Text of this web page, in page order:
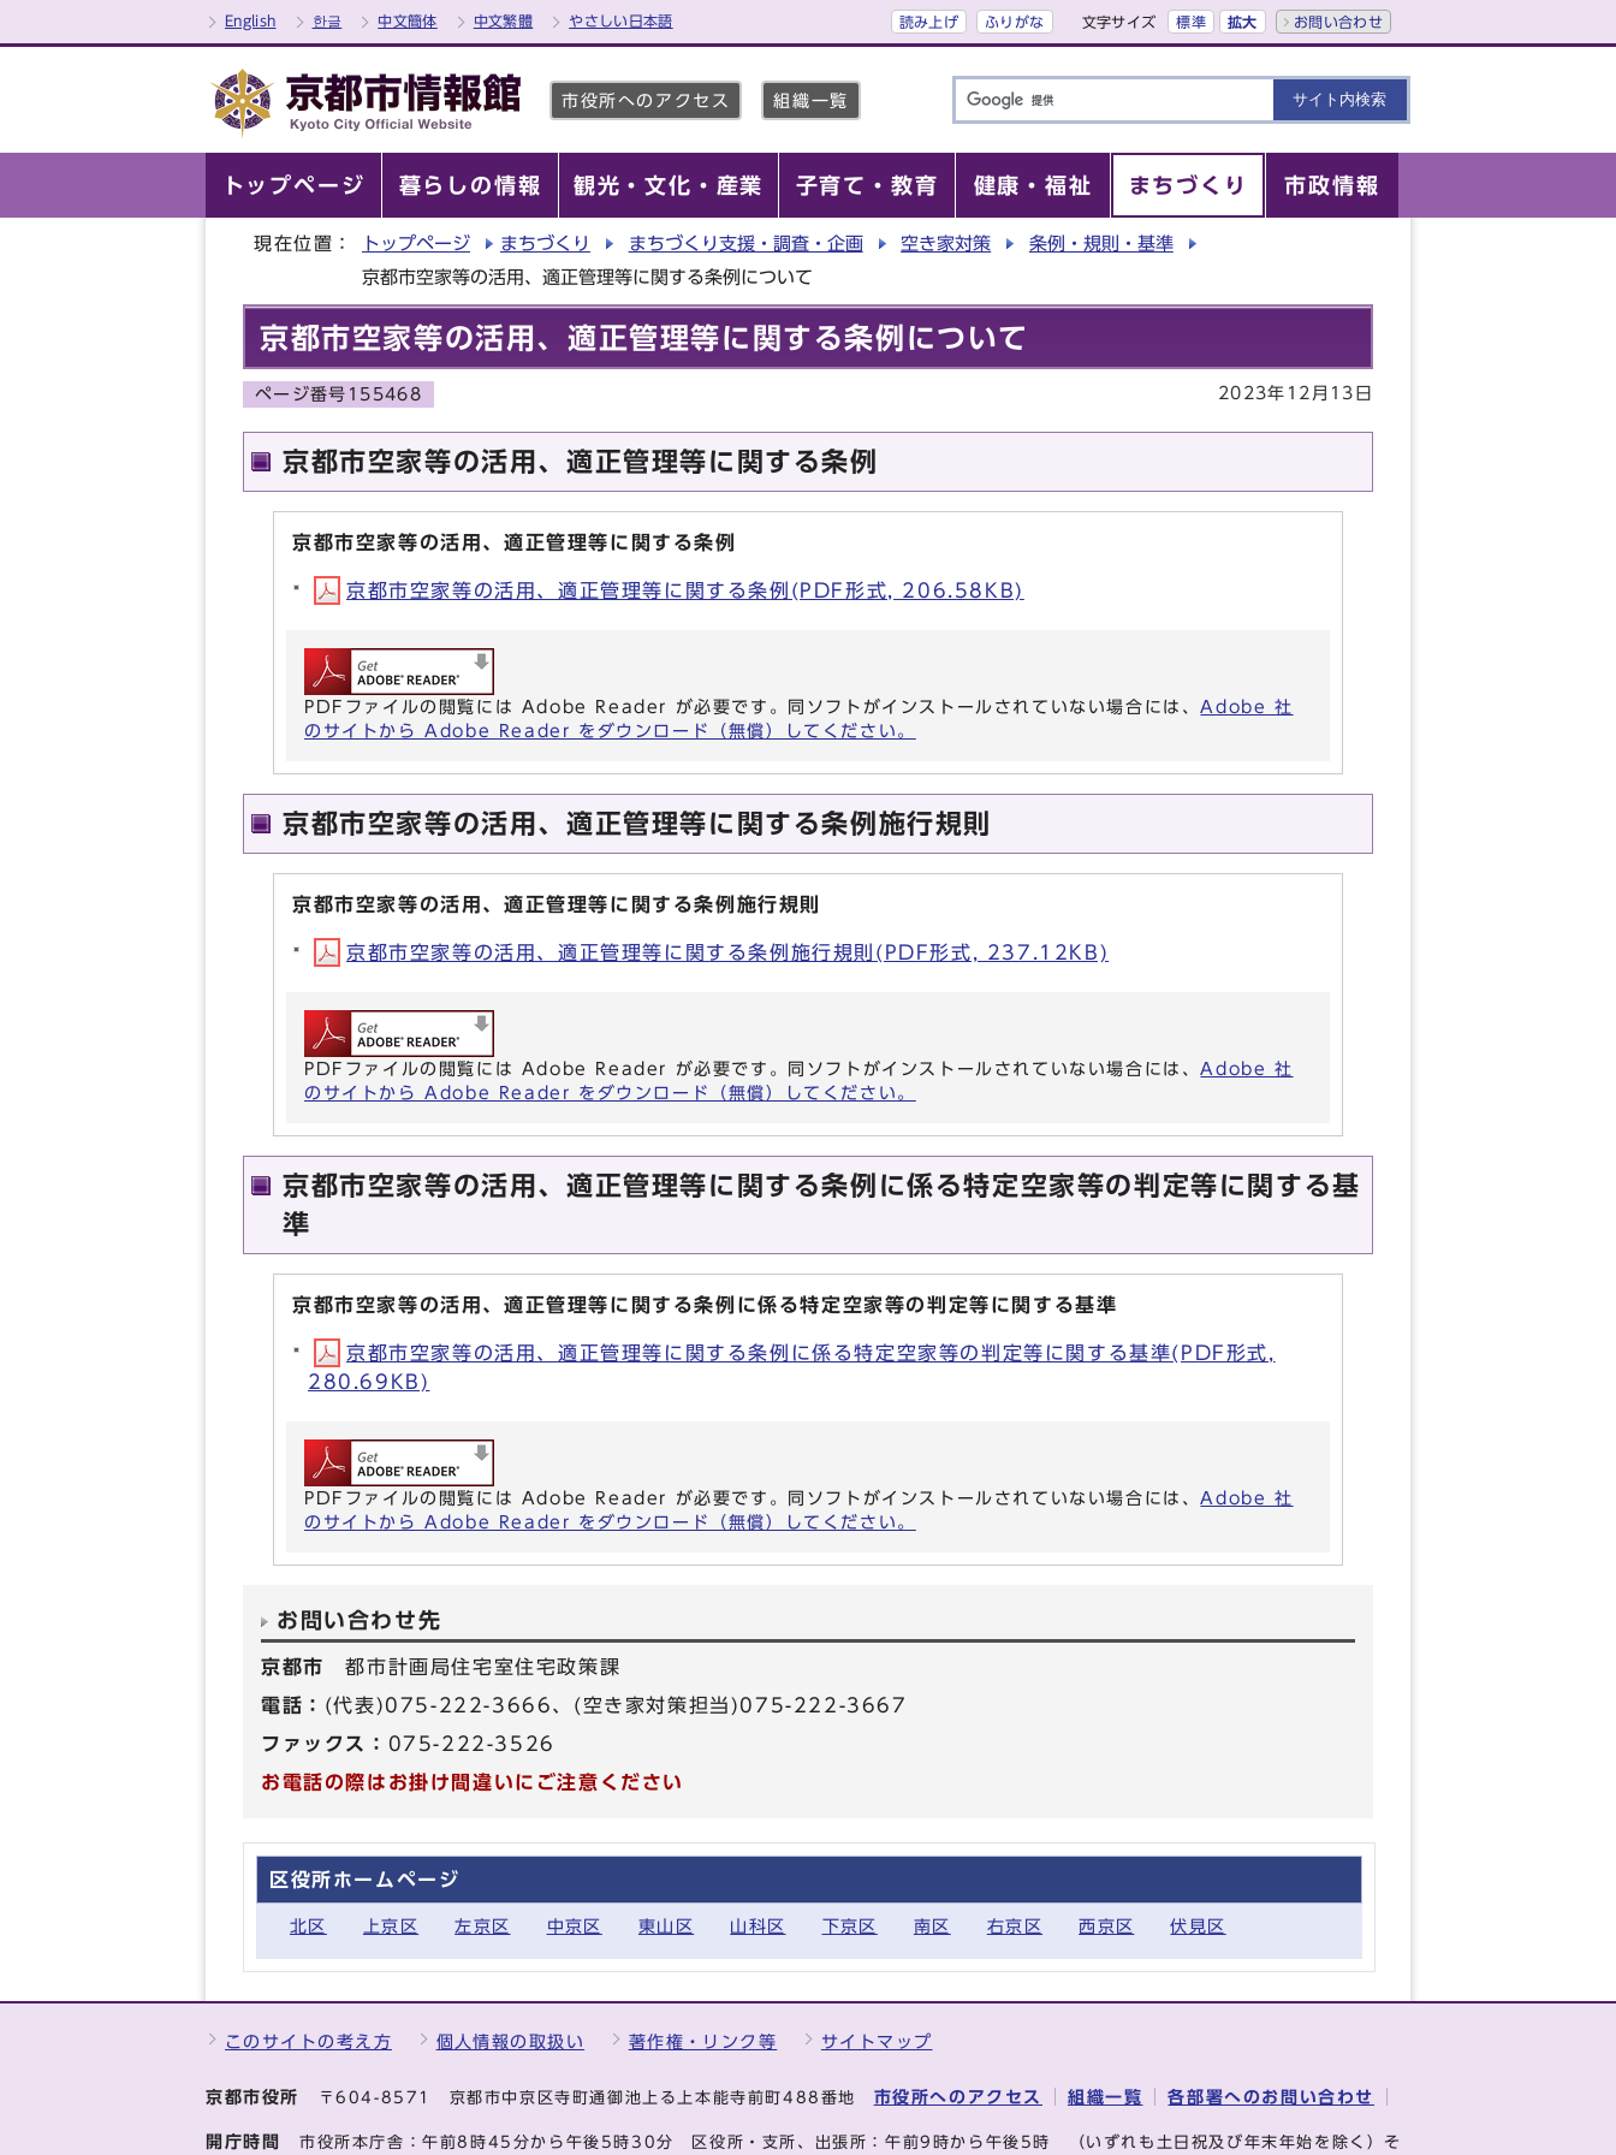
English 한글 中文簡体 中文繁體 やさしい日本語 読み上げ ふりがな 文字サイズ 標準 拡大 お問い合わせ
市役所へのアクセス 組織一覧
トップページ 暮らしの情報 観光・文化・産業 子育て・教育 健康・福祉 まちづくり 市政情報
現在位置： トップページ まちづくり まちづくり支援・調査・企画 空き家対策
条例・規則・基準
京都市空家等の活用、適正管理等に関する条例について
京都市空家等の活用、適正管理等に関する条例について
ページ番号155468 2023年12月13日
京都市空家等の活用、適正管理等に関する条例
京都市空家等の活用、適正管理等に関する条例
京都市空家等の活用、適正管理等に関する条例(PDF形式, 206.58KB)
PDFファイルの閲覧には Adobe Reader が必要です。同ソフトがインストールされていない場合には、Adobe 社
のサイトから Adobe Reader をダウンロード（無償）してください。
京都市空家等の活用、適正管理等に関する条例施行規則
京都市空家等の活用、適正管理等に関する条例施行規則
京都市空家等の活用、適正管理等に関する条例施行規則(PDF形式, 237.12KB)
PDFファイルの閲覧には Adobe Reader が必要です。同ソフトがインストールされていない場合には、Adobe 社
のサイトから Adobe Reader をダウンロード（無償）してください。
京都市空家等の活用、適正管理等に関する条例に係る特定空家等の判定等に関する基
準
京都市空家等の活用、適正管理等に関する条例に係る特定空家等の判定等に関する基準
京都市空家等の活用、適正管理等に関する条例に係る特定空家等の判定等に関する基準(PDF形式,
280.69KB)
PDFファイルの閲覧には Adobe Reader が必要です。同ソフトがインストールされていない場合には、Adobe 社
のサイトから Adobe Reader をダウンロード（無償）してください。
お問い合わせ先
京都市都市計画局住宅室住宅政策課
電話： (代表)075-222-3666、(空き家対策担当)075-222-3667
ファックス： 075-222-3526
お電話の際はお掛け間違いにご注意ください
区役所ホームページ
北区 上京区 左京区 中京区 東山区 山科区 下京区 南区 右京区 西京区 伏見区
このサイトの考え方 個人情報の取扱い 著作権・リンク等 サイトマップ
京都市役所 〒604-8571 京都市中京区寺町通御池上る上本能寺前町488番地 市役所へのアクセス 組織一覧 各部署へのお問い合わせ
開庁時間 市役所本庁舎：午前8時45分から午後5時30分 区役所・支所、出張所：午前9時から午後5時 （いずれも土日祝及び年末年始を除く）そ